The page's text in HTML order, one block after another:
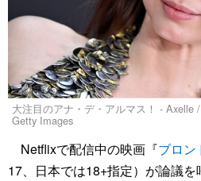
大注目のアナ・デ・アルマス！ - Axelle
Getty Images
Netflixで配信中の映画『ブロン
17、日本では18+指定）が論議